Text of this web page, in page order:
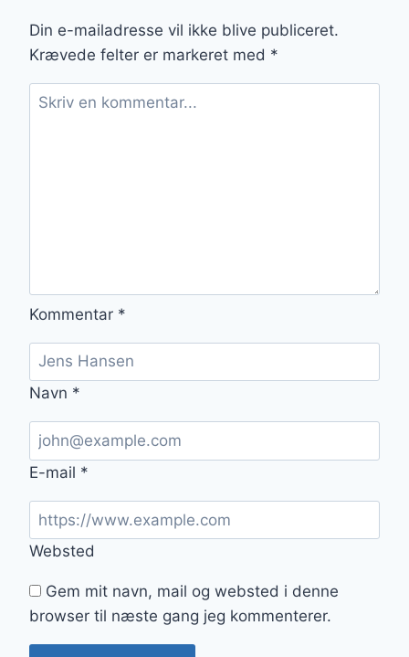
FRISKHED
Din e-mailadresse vil ikke blive publiceret.
Krævede felter er markeret med *
Kommentar *
Navn *
E-mail *
Websted
Gem mit navn, mail og websted i denne
browser til næste gang jeg kommenterer.